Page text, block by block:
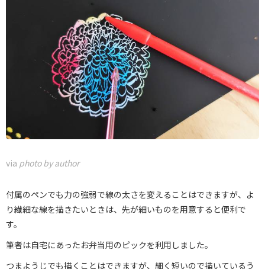
via photo by author
付属のペンでも力の強弱で線の太さを変えることはできますが、よ
り繊細な線を描きたいときは、先が細いものを用意すると便利で
す。
筆者は自宅にあったお弁当用のピックを利用しました。
つまようじでも描くことはできますが、細く短いので描いているう